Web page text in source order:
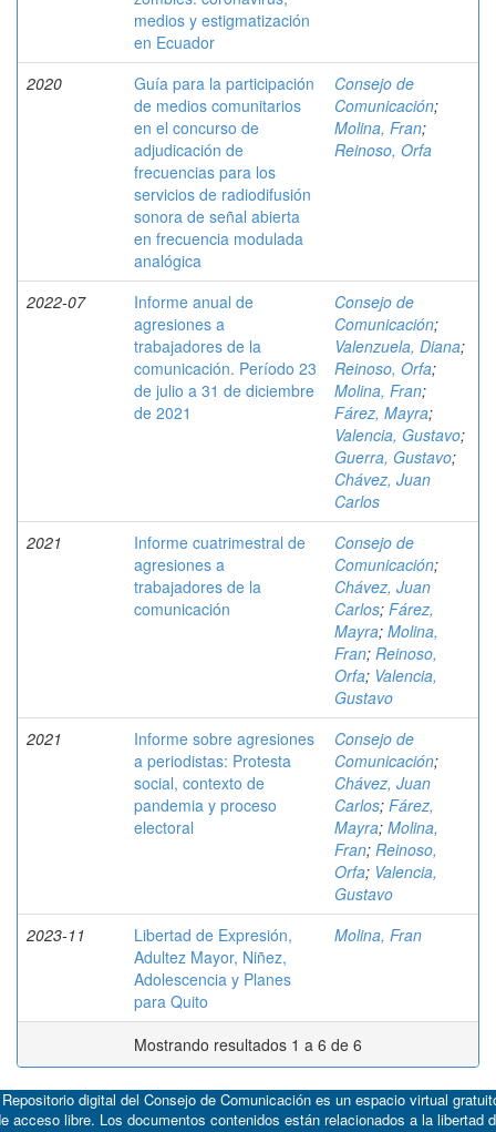
medios y estigmatización
en Ecuador
2020
Guía para la participación
de medios comunitarios
en el concurso de
adjudicación de
frecuencias para los
servicios de radiodifusión
sonora de señal abierta
en frecuencia modulada
analógica
Consejo de
Comunicación;
Molina, Fran;
Reinoso, Orfa
2022-07
Informe anual de
agresiones a
trabajadores de la
comunicación. Período 23
de julio a 31 de diciembre
de 2021
Consejo de
Comunicación;
Valenzuela, Diana;
Reinoso, Orfa;
Molina, Fran;
Fárez, Mayra;
Valencia, Gustavo;
Guerra, Gustavo;
Chávez, Juan
Carlos
2021
Informe cuatrimestral de
agresiones a
trabajadores de la
comunicación
Consejo de
Comunicación;
Chávez, Juan
Carlos; Fárez,
Mayra; Molina,
Fran; Reinoso,
Orfa; Valencia,
Gustavo
2021
Informe sobre agresiones
a periodistas: Protesta
social, contexto de
pandemia y proceso
electoral
Consejo de
Comunicación;
Chávez, Juan
Carlos; Fárez,
Mayra; Molina,
Fran; Reinoso,
Orfa; Valencia,
Gustavo
2023-11
Libertad de Expresión,
Adultez Mayor, Niñez,
Adolescencia y Planes
para Quito
Molina, Fran
Mostrando resultados 1 a 6 de 6
digital del Consejo de Comunicación es un espacio virtual
acceso libre. Los documentos contenidos están relacionados a la libertad